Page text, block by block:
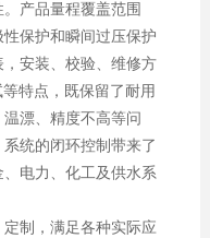
产品量程覆盖范围
保护和瞬间过压保护
安装、校验、维修方
特点，既保留了耐用
漂、精度不高等问
统的闭环控制带来了
电力、化工及供水系
制，满足各种实际应